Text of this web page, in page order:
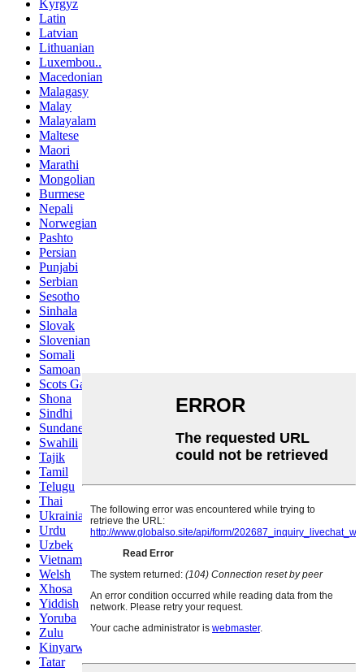
Kyrgyz
Latin
Latvian
Lithuanian
Luxembou..
Macedonian
Malagasy
Malay
Malayalam
Maltese
Maori
Marathi
Mongolian
Burmese
Nepali
Norwegian
Pashto
Persian
Punjabi
Serbian
Sesotho
Sinhala
Slovak
Slovenian
Somali
Samoan
Scots Gaelic
Shona
Sindhi
Sundanese
Swahili
Tajik
Tamil
Telugu
Thai
Ukrainian
Urdu
Uzbek
Vietnamese
Welsh
Xhosa
Yiddish
Yoruba
Zulu
Kinyarwanda
Tatar